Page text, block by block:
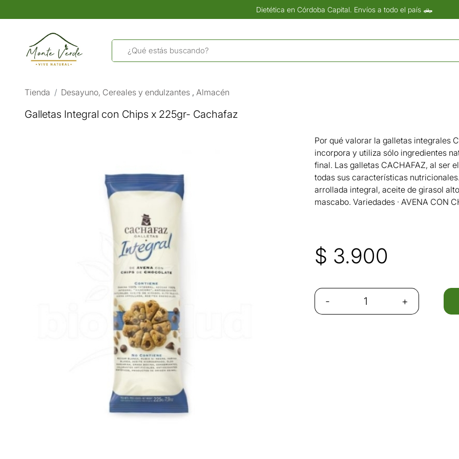
Dietética en Córdoba Capital. Envíos a todo el país 🛻
Tienda Desayuno, Cereales y endulzantes , Almacén
Galletas Integral con Chips x 225gr- Cachafaz
Por qué valorar la galletas integrales
incorpora y utiliza sólo ingredientes
final. Las galletas CACHAFAZ, al ser
todas sus características
arrollada integral, aceite de girasol
mascabo. Variedades · AVENA CON
$ 3.900
- +